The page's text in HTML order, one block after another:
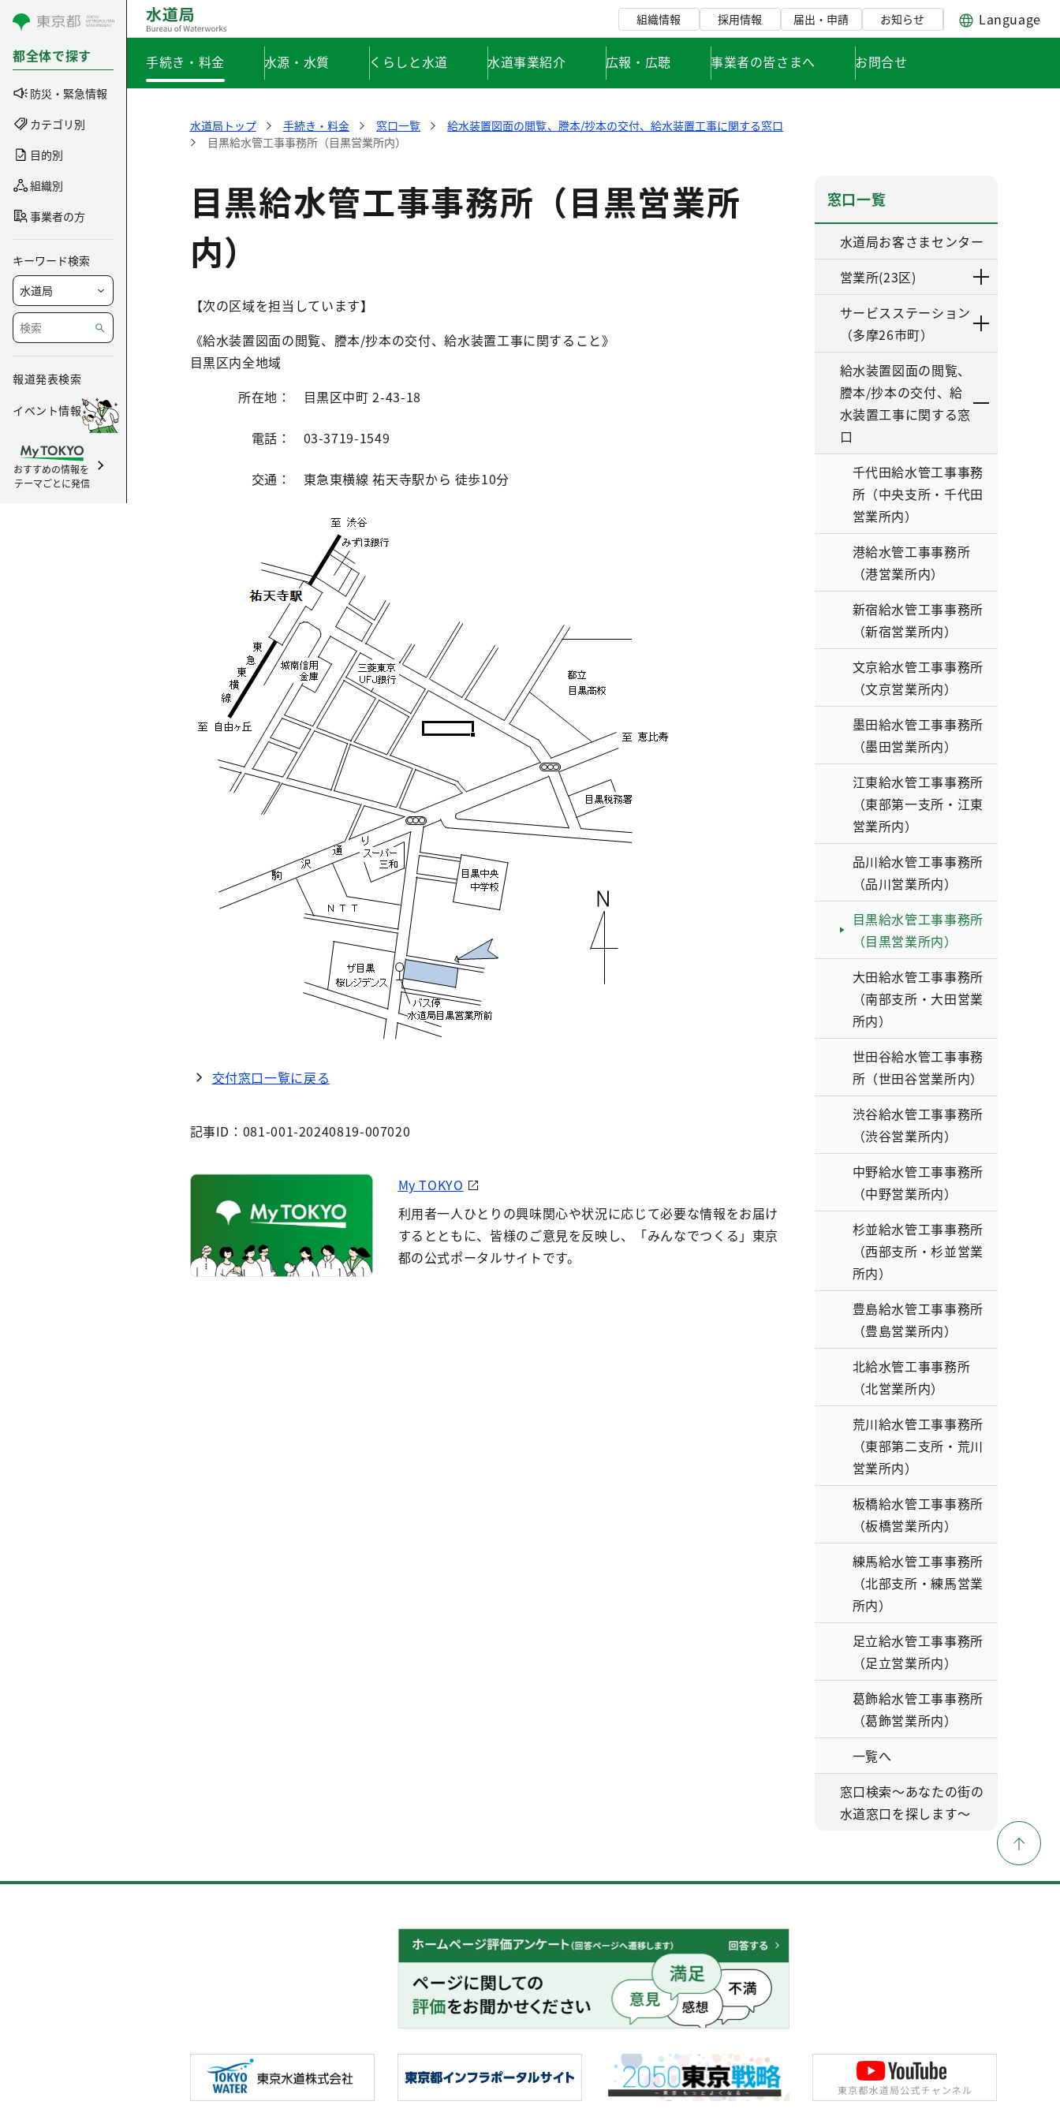
コンテンツにスキップ
都全体で探す
防災・緊急情報
カテゴリ別
目的別
組織別
事業者の方
キーワード検索
報道発表検索
イベント情報
おすすめの情報を
テーマごとに発信
組織情報 採用情報 届出・申請 お知らせ Language
手続き・料金 水源・水質 くらしと水道 水道事業紹介 広報・広聴 事業者の皆さまへ お問合せ
水道局トップ 手続き・料金 窓口一覧
給水装置図面の閲覧、謄本/抄本の交付、給水装置工事に関する窓口
目黒給水管工事事務所（目黒営業所内）
目黒給水管工事事務所（目黒営業所
内）
【次の区域を担当しています】
《給水装置図面の閲覧、謄本/抄本の交付、給水装置工事に関すること》
目黒区内全地域
所在地：
目黒区中町 2-43-18
電話： 03-3719-1549
交通： 東急東横線 祐天寺駅から 徒歩10分
交付窓口一覧に戻る
記事ID：081-001-20240819-007020
My TOKYO
利用者一人ひとりの興味関心や状況に応じて必要な情報をお届け
するとともに、皆様のご意見を反映し、「みんなでつくる」東京
都の公式ポータルサイトです。
窓口一覧
水道局お客さまセンター
営業所(23区)
サービスステーション
（多摩26市町）
給水装置図面の閲覧、
謄本/抄本の交付、給
水装置工事に関する窓
口
千代田給水管工事事務
所（中央支所・千代田
営業所内）
港給水管工事事務所
（港営業所内）
新宿給水管工事事務所
（新宿営業所内）
文京給水管工事事務所
（文京営業所内）
墨田給水管工事事務所
（墨田営業所内）
江東給水管工事事務所
（東部第一支所・江東
営業所内）
品川給水管工事事務所
（品川営業所内）
目黒給水管工事事務所
（目黒営業所内）
大田給水管工事事務所
（南部支所・大田営業
所内）
世田谷給水管工事事務
所（世田谷営業所内）
渋谷給水管工事事務所
（渋谷営業所内）
中野給水管工事事務所
（中野営業所内）
杉並給水管工事事務所
（西部支所・杉並営業
所内）
豊島給水管工事事務所
（豊島営業所内）
北給水管工事事務所
（北営業所内）
荒川給水管工事事務所
（東部第二支所・荒川
営業所内）
板橋給水管工事事務所
（板橋営業所内）
練馬給水管工事事務所
（北部支所・練馬営業
所内）
足立給水管工事事務所
（足立営業所内）
葛飾給水管工事事務所
（葛飾営業所内）
一覧へ
窓口検索～あなたの街の
水道窓口を探します～